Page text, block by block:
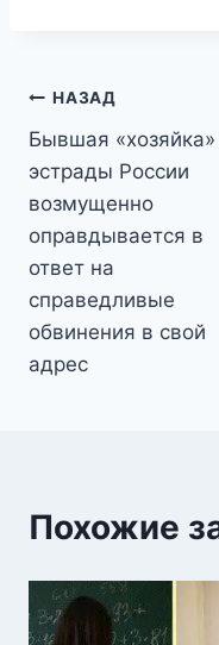
Навигация
по
записям
НАЗАД
Бывшая «хозяйка»
эстрады России
возмущенно
оправдывается в
ответ на
справедливые
обвинения в свой
адрес
Похожие